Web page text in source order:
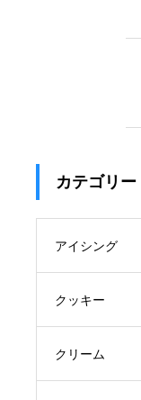
カテゴリー
アイシング
クッキー
クリーム